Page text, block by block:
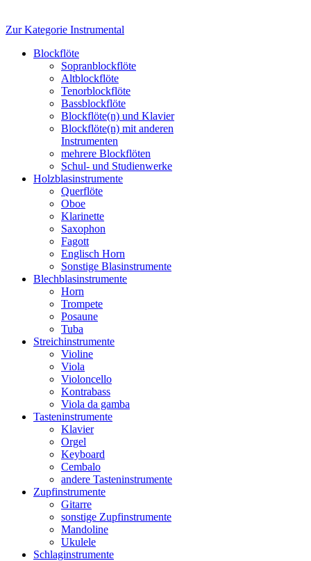
Zur Kategorie Instrumental
Blockflöte
Sopranblockflöte
Altblockflöte
Tenorblockflöte
Bassblockflöte
Blockflöte(n) und Klavier
Blockflöte(n) mit anderen
Instrumenten
mehrere Blockflöten
Schul- und Studienwerke
Holzblasinstrumente
Querflöte
Oboe
Klarinette
Saxophon
Fagott
Englisch Horn
Sonstige Blasinstrumente
Blechblasinstrumente
Horn
Trompete
Posaune
Tuba
Streichinstrumente
Violine
Viola
Violoncello
Kontrabass
Viola da gamba
Tasteninstrumente
Klavier
Orgel
Keyboard
Cembalo
andere Tasteninstrumente
Zupfinstrumente
Gitarre
sonstige Zupfinstrumente
Mandoline
Ukulele
Schlaginstrumente